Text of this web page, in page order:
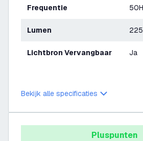
Frequentie
Lumen
Lichtbron Vervangbaar Ja
Bekijk alle specificaties
Pluspunten